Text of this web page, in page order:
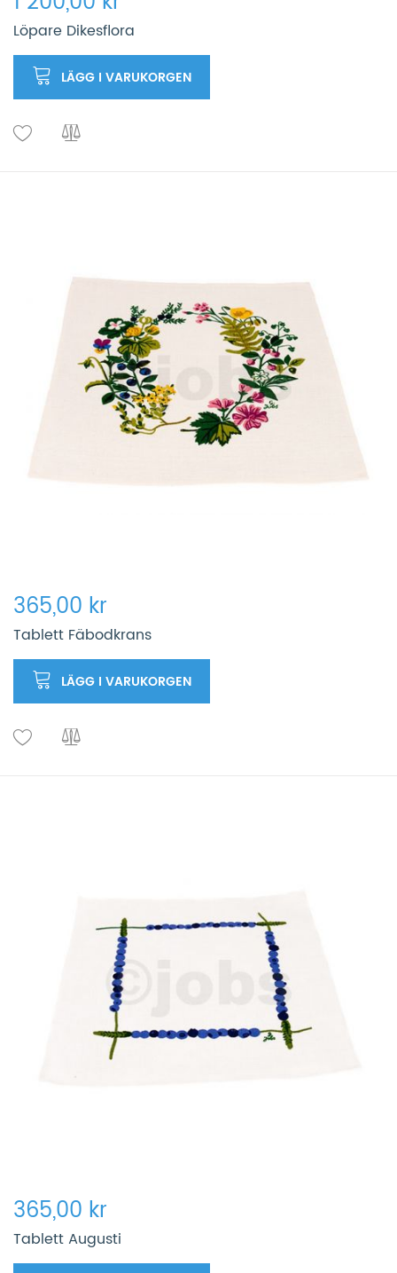
Löpare Dikesflora
LÄGG I VARUKORGEN
365,00 kr
Tablett Fäbodkrans
LÄGG I VARUKORGEN
365,00 kr
Tablett Augusti